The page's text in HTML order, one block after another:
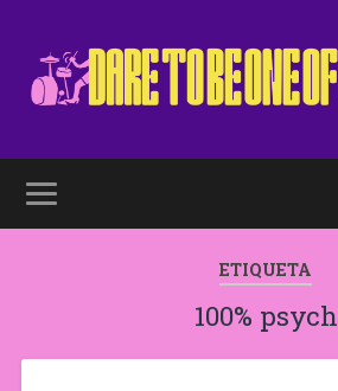
ETIQUETA
100% psych